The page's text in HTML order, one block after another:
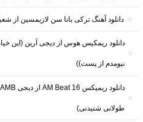
دانلود آهنگ ترکی بانا سن لازیمسین از
دانلود ریمکیس هوس از دیجی آرین (این
نیومدم از پست))
طولانی شنیدنی)